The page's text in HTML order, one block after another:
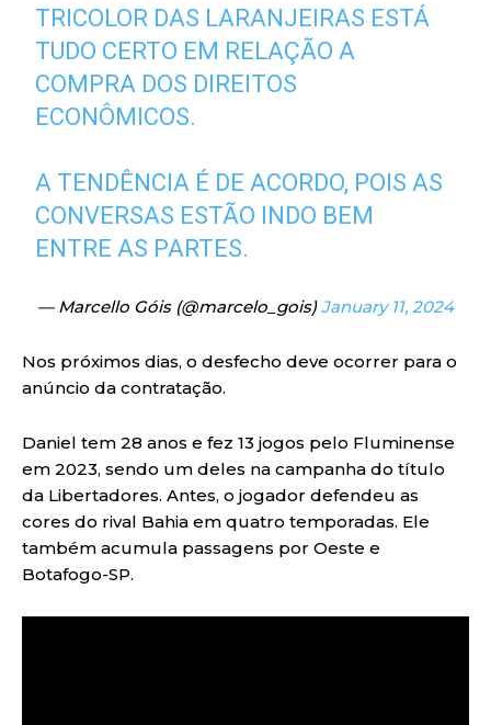
TRICOLOR DAS LARANJEIRAS ESTÁ
TUDO CERTO EM RELAÇÃO A
COMPRA DOS DIREITOS
ECONÔMICOS.
A TENDÊNCIA É DE ACORDO, POIS AS
CONVERSAS ESTÃO INDO BEM
ENTRE AS PARTES.
— Marcello Góis (@marcelo_gois)January 11, 2024
Nos próximos dias, o desfecho deve ocorrer para o
anúncio da contratação.
Daniel tem 28 anos e fez 13 jogos pelo Fluminense
em 2023, sendo um deles na campanha do título
da Libertadores. Antes, o jogador defendeu as
cores do rival Bahia em quatro temporadas. Ele
também acumula passagens por Oeste e
Botafogo-SP.